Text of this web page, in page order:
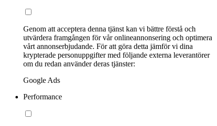
Genom att acceptera denna tjänst kan vi bättre förstå och
utvärdera framgången för vår onlineannonsering och optimera
vårt annonserbjudande. För att göra detta jämför vi dina
krypterade personuppgifter med följande externa leverantörer
om du redan använder deras tjänster:
Google Ads
Performance